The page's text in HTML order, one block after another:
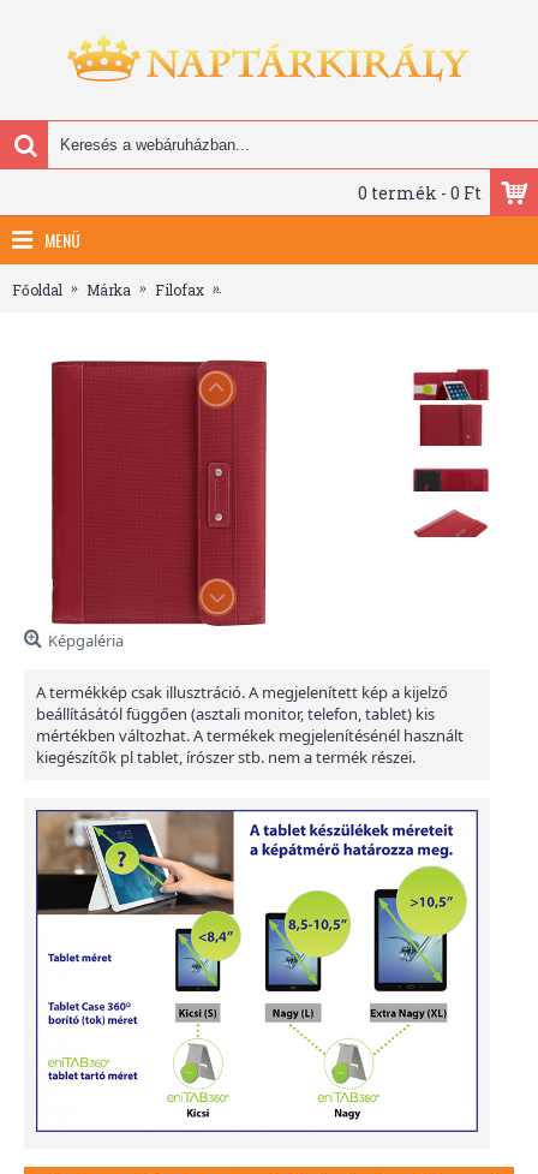
0 termék - 0 Ft
MENÜ
Főoldal Márka Filofax
Képgaléria
A termékkép csak illusztráció. A megjelenített kép a kijelző
beállításától függően (asztali monitor, telefon, tablet) kis
mértékben változhat. A termékek megjelenítésénél használt
kiegészítők pl tablet, írószer stb. nem a termék részei.